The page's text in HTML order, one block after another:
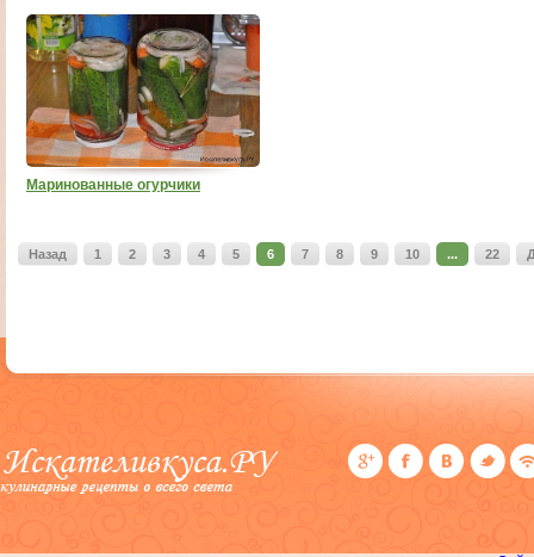
Маринованные огурчики
Назад 1 2 3 4 5 6 7 8 9 10 ... 22